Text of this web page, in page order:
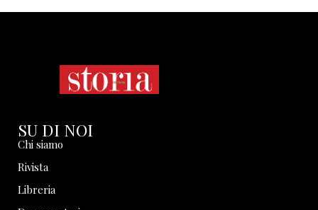
SU DI NOI
Chi siamo
Rivista
Libreria